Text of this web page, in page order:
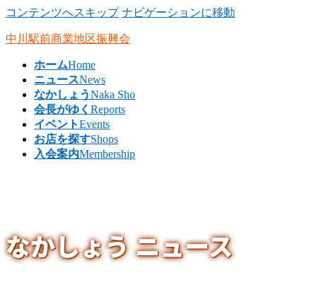
コンテンツへスキップ ナビゲーションに移動
中川駅前商業地区振興会
ホームHome
ニュースNews
なかしょうNaka Sho
会長がゆく Reports
イベントEvents
お店を探すShops
入会案内Membership
ニュース